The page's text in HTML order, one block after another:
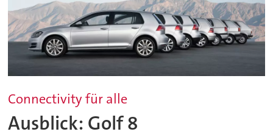
Connectivity für alle
Ausblick: Golf 8